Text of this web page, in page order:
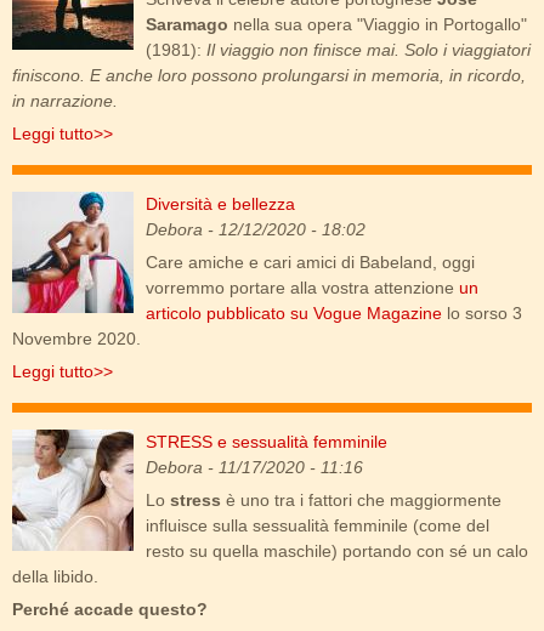
Saramago nella sua opera "Viaggio in Portogallo"
(1981): Il viaggio non finisce mai. Solo i viaggiatori
finiscono. E anche loro possono prolungarsi in memoria, in ricordo,
in narrazione.
Leggi tutto>>
camilafalquez_eps_being_kiara.jpg
Diversità e bellezza
Debora - 12/12/2020 - 18:02
Care amiche e cari amici di Babeland, oggi
vorremmo portare alla vostra attenzione un
articolo pubblicato su Vogue Magazine lo sorso 3
Novembre 2020.
Leggi tutto>>
donna-stress.jpg
STRESS e sessualità femminile
Debora - 11/17/2020 - 11:16
Lo stress è uno tra i fattori che maggiormente
influisce sulla sessualità femminile (come del
resto su quella maschile) portando con sé un calo
della libido.
Perché accade questo?